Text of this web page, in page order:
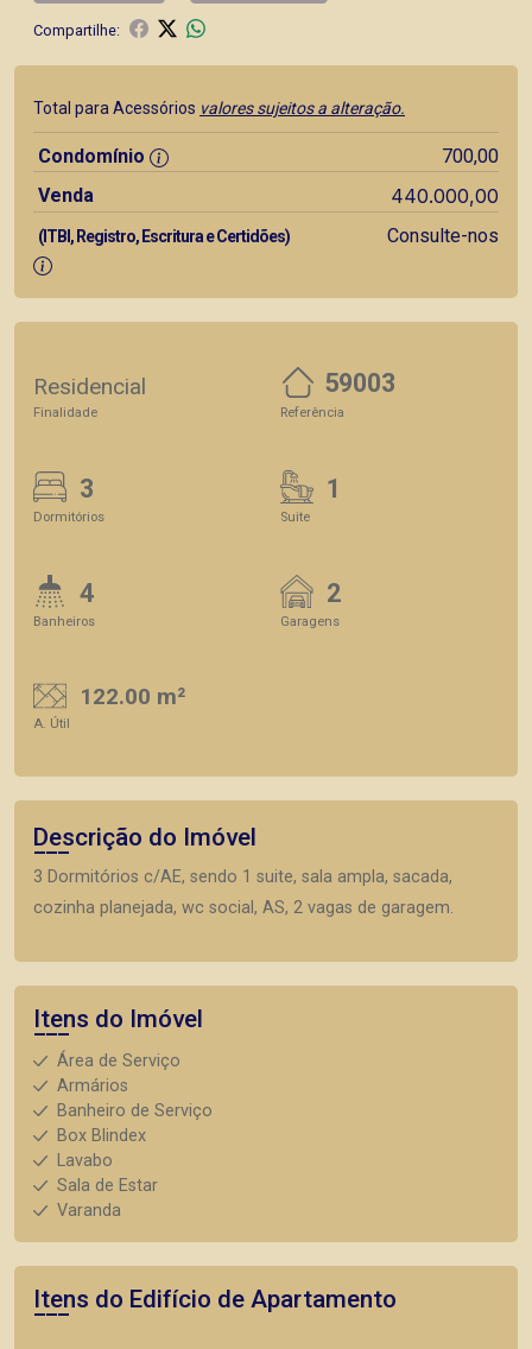
Compartilhe:
Total para Acessórios valores sujeitos a alteração.
Condomínio
700,00
Venda
440.000,00
(ITBI, Registro, Escritura e Certidões) Consulte-nos
Residencial
Finalidade
59003
Referência
3
Dormitórios
1
Suite
4
Banheiros
2
Garagens
122.00 m²
A. Útil
Descrição do Imóvel
3 Dormitórios c/AE, sendo 1 suite, sala ampla, sacada,
cozinha planejada, wc social, AS, 2 vagas de garagem.
Itens do Imóvel
Área de Serviço
Armários
Banheiro de Serviço
Box Blindex
Lavabo
Sala de Estar
Varanda
Itens do Edifício de Apartamento